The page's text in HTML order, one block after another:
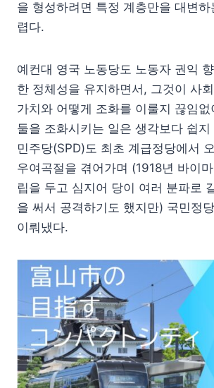
을 형성하려면 특정 계층만을 대변하
렵다.
예컨대 영국 노동당도 노동자 권익
한 정체성을 유지하면서, 그것이 사
가치와 어떻게 조화를 이룰지 끊임
둘을 조화시키는 일은 생각보다 쉽
민주당(SPD)도 최초 계급정당에서
우여곡절을 겪어가며 (1918년 바이
립을 두고 심지어 당이 여러 분파로
을 써서 공격하기도 했지만) 국민정
이뤄냈다.